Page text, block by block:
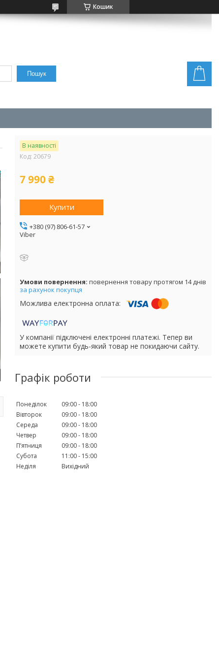
Кошик
Пошук
В наявності
Код: 20679
7 990 ₴
Купити
+380 (97) 806-61-57
Viber
повернення товару протягом 14 днів
за рахунок покупця
У компанії підключені електронні платежі. Тепер ви
можете купити будь-який товар не покидаючи сайту.
Графік роботи
Понеділок 09:00
18:00
Вівторок
09:00
18:00
Середа
09:00
18:00
Четвер
09:00
18:00
Пʼятниця
09:00
18:00
Субота
11:00
15:00
Неділя
Вихідний